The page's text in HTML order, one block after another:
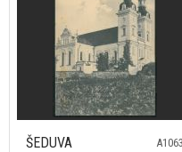
ŠEDUVA A1063